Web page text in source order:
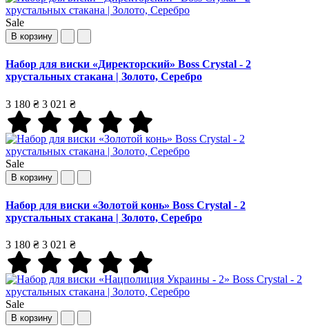
Sale
В корзину
Набор для виски «Директорский» Boss Crystal - 2
хрустальных стакана | Золото, Серебро
3 180 ₴ 3 021 ₴
Sale
В корзину
Набор для виски «Золотой конь» Boss Crystal - 2
хрустальных стакана | Золото, Серебро
3 180 ₴ 3 021 ₴
Sale
В корзину